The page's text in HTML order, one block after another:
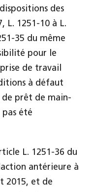
des
L. 1251-10 à L.
35 du même
pour le
de travail
à défaut
prêt de main-
été
L. 1251-36 du
antérieure à
2015, et de